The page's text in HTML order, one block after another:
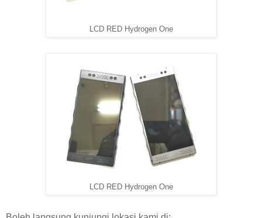
LCD RED Hydrogen One
LCD RED Hydrogen One